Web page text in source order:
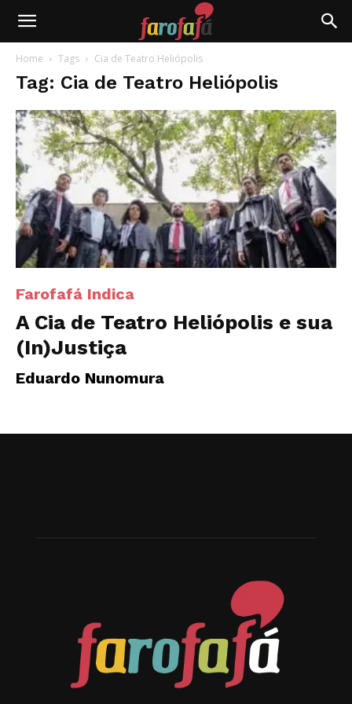
Farofafá
Home Tags Cia de Teatro Heliópolis
Tag: Cia de Teatro Heliópolis
Farofafá Indica
A Cia de Teatro Heliópolis e sua
(In)Justiça
Eduardo Nunomura